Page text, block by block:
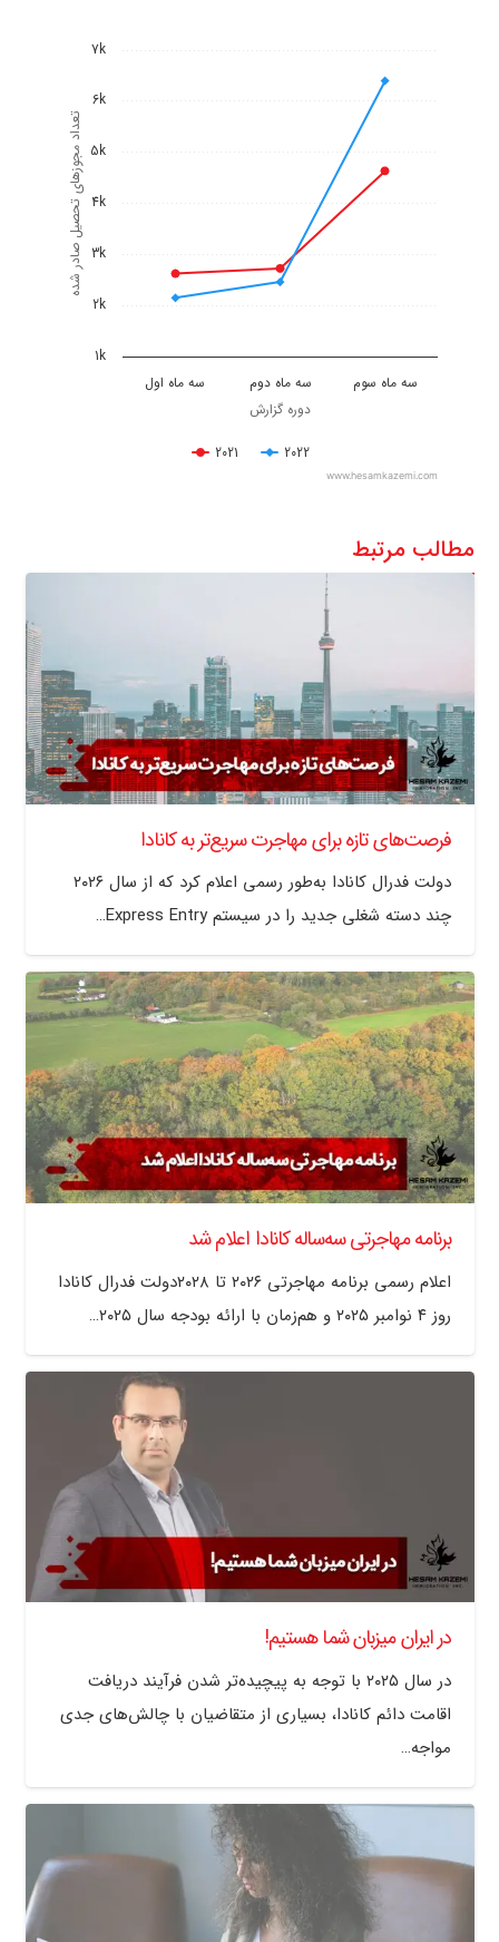
Chart
Line chart with 2 lines.
The chart has 1 X axis displaying دوره گزارش.
The chart has 1 Y axis displaying تعداد مجوزهای تحصیل صادر شده. Data ranges from 2150 to 6400.
دوره گزارش
تعداد مجوزهای تحصیل صادر شده
2021 2022
سه ماه اول سه ماه دوم سه ماه سوم
1k
2k
3k
4k
5k
6k
7k
www.hesamkazemi.com
مطالب مرتبط
فرصت‌های تازه برای مهاجرت سریع‌تر به کانادا
دولت فدرال کانادا به‌طور رسمی اعلام کرد که از سال ۲۰۲۶
چند دسته شغلی جدید را در سیستم Express Entry…
برنامه مهاجرتی سه‌ساله کانادا اعلام شد
اعلام رسمی برنامه مهاجرتی ۲۰۲۶ تا ۲۰۲۸دولت فدرال کانادا
روز ۴ نوامبر ۲۰۲۵ و هم‌زمان با ارائه بودجه سال ۲۰۲۵…
در ایران میزبان شما هستیم!
در سال ۲۰۲۵ با توجه به پیچیده‌تر شدن فرآیند دریافت
اقامت دائم کانادا، بسیاری از متقاضیان با چالش‌های جدی
مواجه…